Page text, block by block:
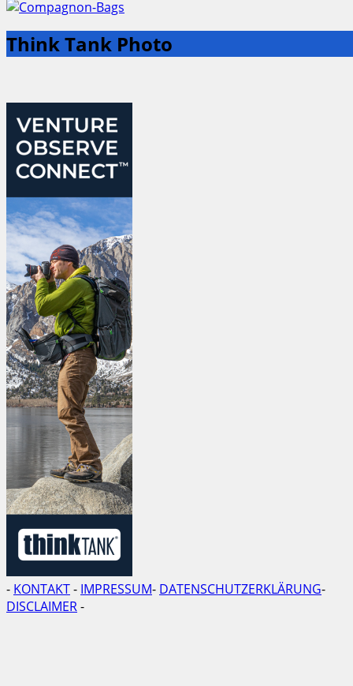
Think Tank Photo
- KONTAKT- IMPRESSUM- DATENSCHUTZERKLÄRUNG-
DISCLAIMER-